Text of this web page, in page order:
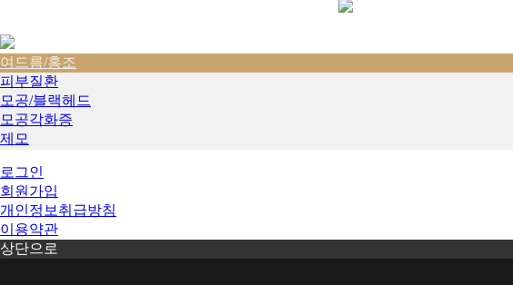
여드름/홍조
피부질환
모공/블랙헤드
모공각화증
제모
로그인
회원가입
개인정보취급방침
이용약관
상단으로